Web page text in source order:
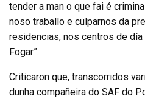
tender a man o que fai é
noso traballo e culparnos da
residencias, nos centros de
Fogar”.
Criticaron que, transcorridos
dunha compañeira do SAF do